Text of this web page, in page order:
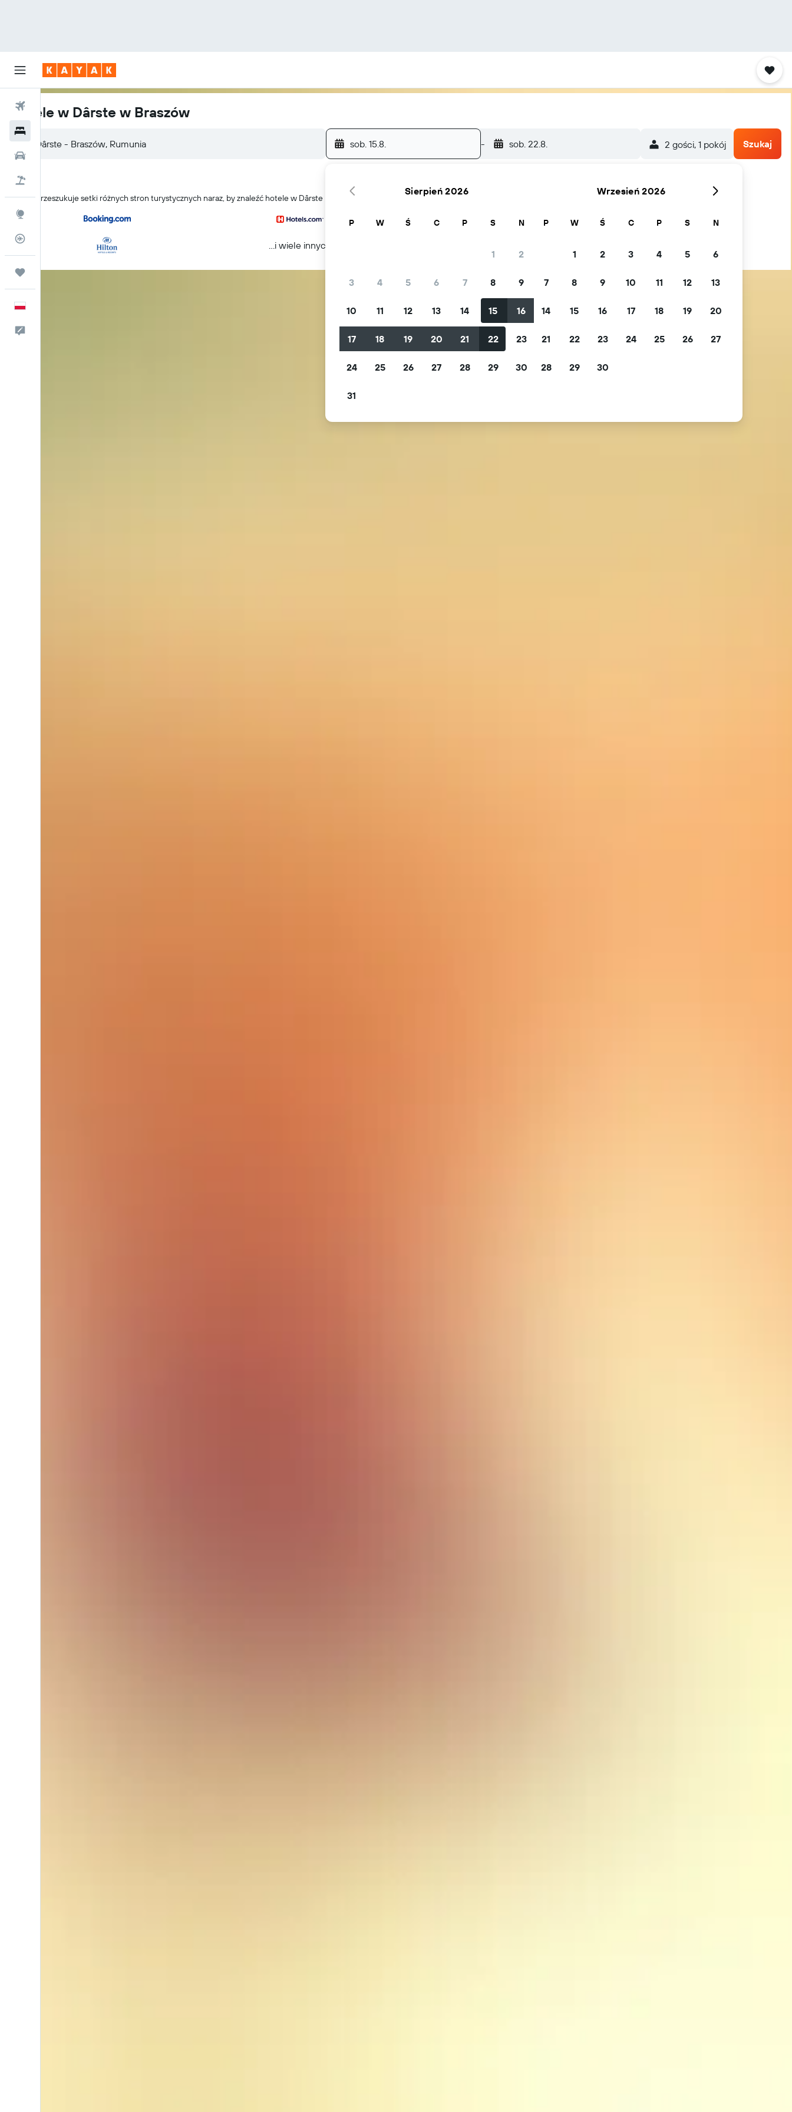
Loty
Trips
Hotele w Dârste w Braszów
sob. 15.8. - sob. 22.8. 2 gości, 1 pokój Szukaj
KAYAK przeszukuje setki różnych stron turystycznych naraz, by znaleźć hotele w Dârste
...i wiele innych
Sierpień 2026
P W Ś C P S N
1 2
3 4 5 6 7 8 9
10 11 12 13 14 15 16
17 18 19 20 21 22 23
24 25 26 27 28 29 30
31
Wrzesień 2026
P W Ś C P S N
1 2 3 4 5 6
7 8 9 10 11 12 13
14 15 16 17 18 19 20
21 22 23 24 25 26 27
28 29 30